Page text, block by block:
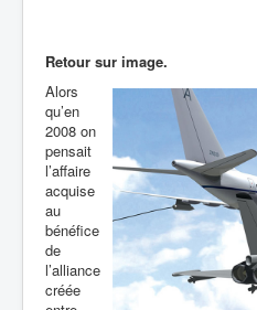
Retour sur image.
Alors
qu’en
2008 on
pensait
l’affaire
acquise
au
bénéfice
de
l’alliance
créée